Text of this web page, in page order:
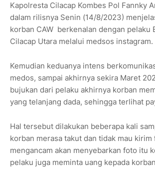
Kapolresta Cilacap Kombes Pol Fannky
dalam rilisnya Senin (14/8/2023)
korban CAW berkenalan dengan pelaku
Cilacap Utara melalui medsos instagram.
Kemudian keduanya intens
medos, sampai akhirnya sekira Maret
bujukan dari pelaku akhirnya korban
yang telanjang dada, sehingga terlihat
Hal tersebut dilakukan beberapa kali
korban merasa takut dan tidak mau kirim
mengancam akan menyebarkan foto itu
pelaku juga meminta uang kepada